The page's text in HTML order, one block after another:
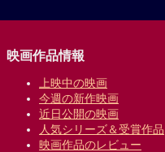
映画作品情報
上映中の映画
今週の新作映画
近日公開の映画
人気シリーズ＆受賞作品
映画作品のレビュー